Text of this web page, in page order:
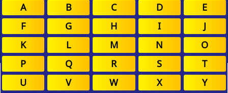
A B C D
E
F
G H I
J
K
L M N
O
P
Q R S
T
U
V W X
Y